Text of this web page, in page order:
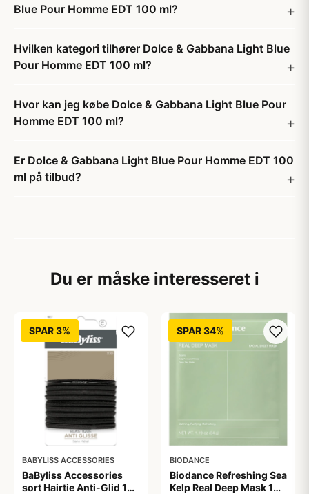
Blue Pour Homme EDT 100 ml?
Hvilken kategori tilhører Dolce & Gabbana Light Blue
Pour Homme EDT 100 ml?
Hvor kan jeg købe Dolce & Gabbana Light Blue Pour
Homme EDT 100 ml?
Er Dolce & Gabbana Light Blue Pour Homme EDT 100
ml på tilbud?
Du er måske interesseret i
SPAR 3%
BABYLISS ACCESSORIES
BaByliss Accessories
sort Hairtie Anti-Glid 10
SPAR 34%
BIODANCE
Biodance Refreshing Sea
Kelp Real Deep Mask 1